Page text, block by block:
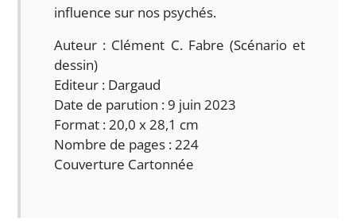
influence sur nos psychés.
Auteur : Clément C. Fabre (Scénario et
dessin)
Editeur : Dargaud
Date de parution : 9 juin 2023
Format : 20,0 x 28,1 cm
Nombre de pages : 224
Couverture Cartonnée